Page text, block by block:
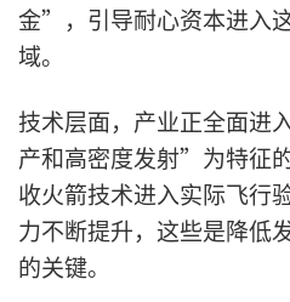
金”，引导耐心资本进入
域。
技术层面，产业正全面进
产和高密度发射”为特征
收火箭技术进入实际飞行
力不断提升，这些是降低
的关键。